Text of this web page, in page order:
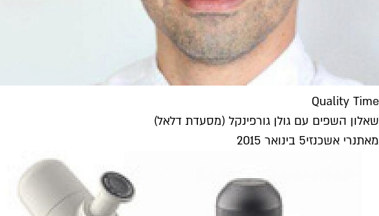
Quality Time
שאלון השפים עם גולן גורפינקל (מסעדת דלאל)
מאתנרי אשכנזי5 בינואר 2015